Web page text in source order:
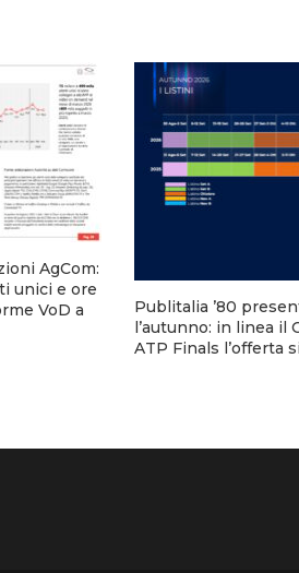
AgCom:
unici e ore
VoD a
Publitalia ’80
l’autunno: in linea il
ATP Finals l’offerta